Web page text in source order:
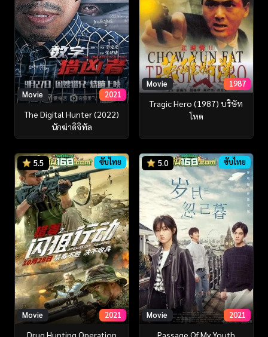
Movie 2021
The Digital Hunter (2022)
นักฆ่าดิจิทัล
Movie 1987
Tragic Hero (1987) บริษัท
โหด
5.5 ซับไทย
Movie 2021
Drug Hunting Operation
5.0 ซับไทย
Movie 2021
Passage Of My Youth